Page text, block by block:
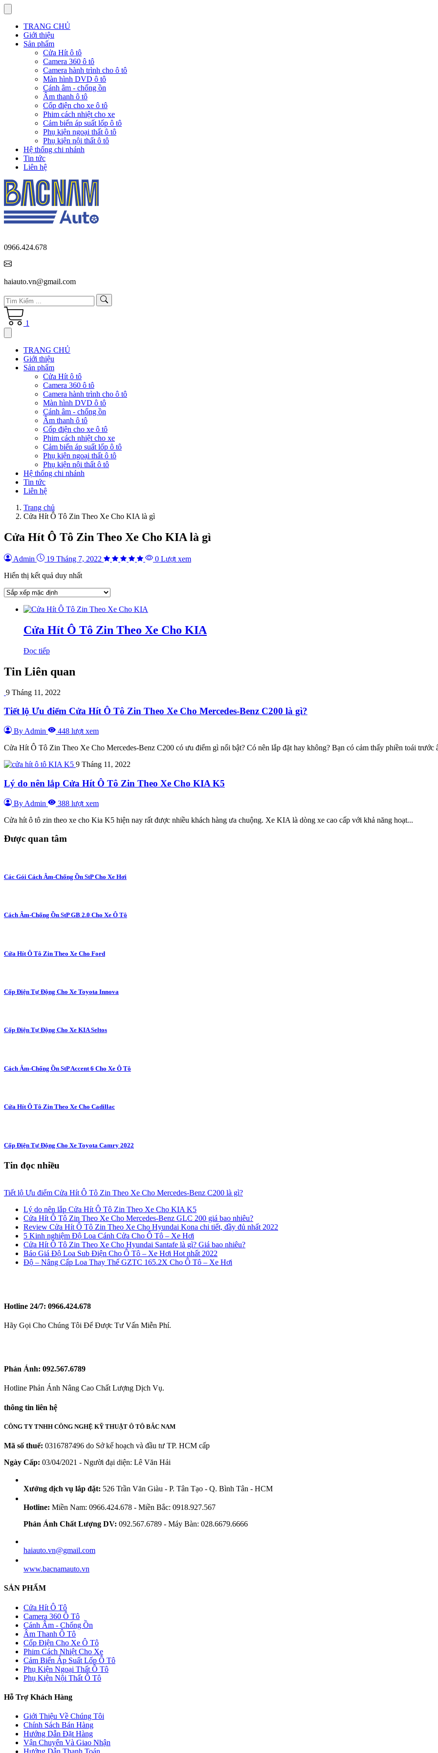
TRANG CHỦ
Giới thiệu
Sản phẩm
Cửa Hít ô tô
Camera 360 ô tô
Camera hành trình cho ô tô
Màn hình DVD ô tô
Cánh âm - chống ồn
Âm thanh ô tô
Cốp điện cho xe ô tô
Phim cách nhiệt cho xe
Cảm biến áp suất lốp ô tô
Phụ kiện ngoại thất ô tô
Phụ kiện nội thất ô tô
Hệ thống chi nhánh
Tin tức
Liên hệ
0966.424.678
haiauto.vn@gmail.com
1
TRANG CHỦ
Giới thiệu
Sản phẩm
Cửa Hít ô tô
Camera 360 ô tô
Camera hành trình cho ô tô
Màn hình DVD ô tô
Cánh âm - chống ồn
Âm thanh ô tô
Cốp điện cho xe ô tô
Phim cách nhiệt cho xe
Cảm biến áp suất lốp ô tô
Phụ kiện ngoại thất ô tô
Phụ kiện nội thất ô tô
Hệ thống chi nhánh
Tin tức
Liên hệ
Trang chủ
Cửa Hít Ô Tô Zin Theo Xe Cho KIA là gì
Cửa Hít Ô Tô Zin Theo Xe Cho KIA là gì
Admin 19 Tháng 7, 2022
0 Lượt xem
Hiển thị kết quả duy nhất
Cửa Hít Ô Tô Zin Theo Xe Cho KIA
Đọc tiếp
Tin Liên quan
9 Tháng 11, 2022
Tiết lộ Ưu điểm Cửa Hít Ô Tô Zin Theo Xe Cho Mercedes-Benz C200 là gì?
By Admin
448 lượt xem
Cửa Hít Ô Tô Zin Theo Xe Cho Mercedes-Benz C200 có ưu điểm gì nổi bật? Có nên lắp đặt hay không? Bạn có cảm thấy phiền toái trước
9 Tháng 11, 2022
Lý do nên lắp Cửa Hít Ô Tô Zin Theo Xe Cho KIA K5
By Admin
388 lượt xem
Cửa hít ô tô zin theo xe cho Kia K5 hiện nay rất được nhiều khách hàng ưa chuộng. Xe KIA là dòng xe cao cấp với khả năng hoạt...
Được quan tâm
Các Gói Cách Âm-Chống Ồn StP Cho Xe Hơi
Cách Âm-Chống Ồn StP GB 2.0 Cho Xe Ô Tô
Cửa Hít Ô Tô Zin Theo Xe Cho Ford
Cốp Điện Tự Động Cho Xe Toyota Innova
Cốp Điện Tự Động Cho Xe KIA Seltos
Cách Âm-Chống Ồn StP Accent 6 Cho Xe Ô Tô
Cửa Hít Ô Tô Zin Theo Xe Cho Cadillac
Cốp Điện Tự Động Cho Xe Toyota Camry 2022
Tin đọc nhiều
Tiết lộ Ưu điểm Cửa Hít Ô Tô Zin Theo Xe Cho Mercedes-Benz C200 là gì?
Lý do nên lắp Cửa Hít Ô Tô Zin Theo Xe Cho KIA K5
Cửa Hít Ô Tô Zin Theo Xe Cho Mercedes-Benz GLC 200 giá bao nhiêu?
Review Cửa Hít Ô Tô Zin Theo Xe Cho Hyundai Kona chi tiết, đầy đủ nhất 2022
5 Kinh nghiệm Độ Loa Cánh Cửa Cho Ô Tô – Xe Hơi
Cửa Hít Ô Tô Zin Theo Xe Cho Hyundai Santafe là gì? Giá bao nhiêu?
Báo Giá Độ Loa Sub Điện Cho Ô Tô – Xe Hơi Hot nhất 2022
Độ – Nâng Cấp Loa Thay Thế GZTC 165.2X Cho Ô Tô – Xe Hơi
Hotline 24/7: 0966.424.678
Hãy Gọi Cho Chúng Tôi Để Được Tư Vấn Miễn Phí.
Phản Ánh: 092.567.6789
Hotline Phản Ánh Nâng Cao Chất Lượng Dịch Vụ.
thông tin liên hệ
CÔNG TY TNHH CÔNG NGHỆ KỸ THUẬT Ô TÔ BẮC NAM
Mã số thuế: 0316787496 do Sở kế hoạch và đầu tư TP. HCM cấp
Ngày Cấp: 03/04/2021 - Người đại diện: Lê Văn Hải
Xưởng dịch vụ lắp đặt: 526 Trần Văn Giàu - P. Tân Tạo - Q. Bình Tân - HCM
Hotline: Miền Nam: 0966.424.678 - Miền Bắc: 0918.927.567
Phản Ánh Chất Lượng DV: 092.567.6789 - Máy Bàn: 028.6679.6666
haiauto.vn@gmail.com
www.bacnamauto.vn
SẢN PHẨM
Cửa Hít Ô Tô
Camera 360 Ô Tô
Cánh Âm - Chống Ồn
Âm Thanh Ô Tô
Cốp Điện Cho Xe Ô Tô
Phim Cách Nhiệt Cho Xe
Cảm Biến Áp Suất Lốp Ô Tô
Phụ Kiện Ngoại Thất Ô Tô
Phụ Kiện Nội Thất Ô Tô
Hỗ Trợ Khách Hàng
Giới Thiệu Về Chúng Tôi
Chính Sách Bán Hàng
Hướng Dẫn Đặt Hàng
Vận Chuyển Và Giao Nhận